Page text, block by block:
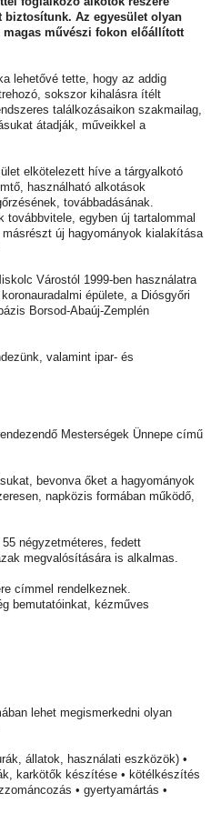
biztosítunk. Az egyesület olyan
magas művészi fokon előállított
lehetővé tette, hogy az addig
sokszor kihalásra ítélt
találkozásaikon szakmailag,
átadják, műveikkel a
elkötelezett híve a tárgyalkotó
használható alkotások
továbbadásának.
továbbvitele, egyben új tartalommal
új hagyományok kialakítása
Várostól 1999-ben használatra
épülete, a Diósgyőri
Borsod-Abaúj-Zemplén
valamint ipar- és
Mesterségek Ünnepe című
bevonva őket a hagyományok
napközis formában működő,
négyzetméteres, fedett
megvalósítására is alkalmas.
címmel rendelkeznek.
bemutatóinkat, kézműves
lehet megismerkedni olyan
állatok, használati eszközök) •
karkötők készítése • kötélkészítés
• gyertyamártás •